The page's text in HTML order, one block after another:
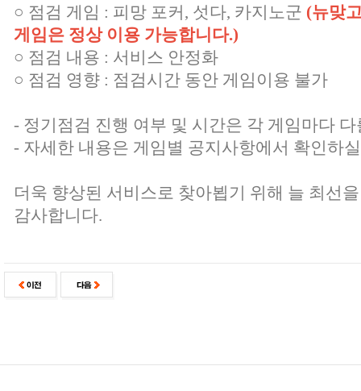
○ 점검 게임 : 피망 포커, 섯다, 카지노군 (뉴맞
게임은 정상 이용 가능합니다.)
○ 점검 내용 : 서비스 안정화
○ 점검 영향 : 점검시간 동안 게임이용 불가
- 정기점검 진행 여부 및 시간은 각 게임마다
- 자세한 내용은 게임별 공지사항에서 확인하
더욱 향상된 서비스로 찾아뵙기 위해 늘 최선
감사합니다.